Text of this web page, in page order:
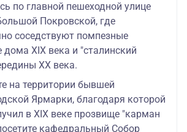
по главной пешеходной улице
Покровской, где
соседствуют помпезные
XIX века и "сталинский
XX века.
на территории бывшей
Ярмарки, благодаря которой
в XIX веке прозвище "карман
кафедральный Собор